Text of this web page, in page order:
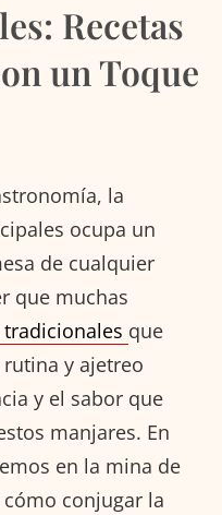
Recetas
un Toque
la
ocupa un
de cualquier
que muchas
tradicionales que
y ajetreo
y el sabor que
manjares. En
en la mina de
conjugar la